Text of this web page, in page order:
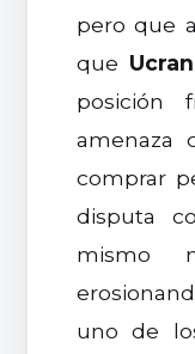
pero que
que
posición
amenaza
comprar
disputa
mismo
uno de